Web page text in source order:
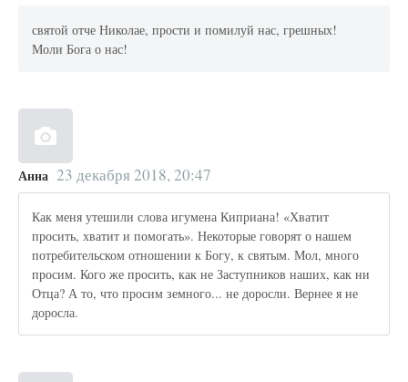
святой отче Николае, прости и помилуй нас, грешных!
Моли Бога о нас!
Анна 23 декабря 2018, 20:47
Как меня утешили слова игумена Киприана! «Хватит
просить, хватит и помогать». Некоторые говорят о нашем
потребительском отношении к Богу, к святым. Мол, много
просим. Кого же просить, как не Заступников наших, как ни
Отца? А то, что просим земного... не доросли. Вернее я не
доросла.